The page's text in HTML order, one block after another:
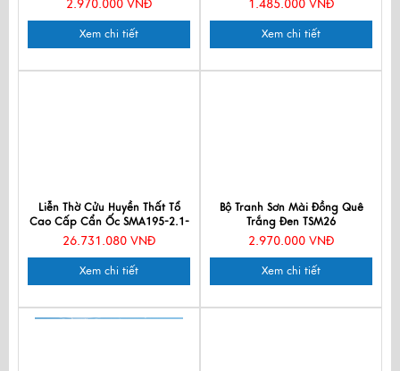
2.970.000 VNĐ
Xem chi tiết
1.485.000 VNĐ
Xem chi tiết
Liễn Thờ Cửu Huyền Thất Tổ
Cao Cấp Cẩn Ốc SMA195-2.1-
2
26.731.080 VNĐ
Xem chi tiết
Bộ Tranh Sơn Mài Đồng Quê
Trắng Đen TSM26
2.970.000 VNĐ
Xem chi tiết